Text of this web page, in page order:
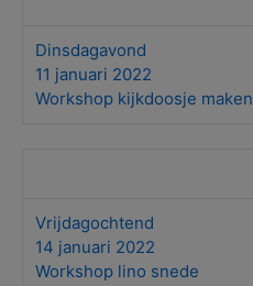
Dinsdagavond
11 januari 2022
Workshop kijkdoosje maken
Vrijdagochtend
14 januari 2022
Workshop lino snede